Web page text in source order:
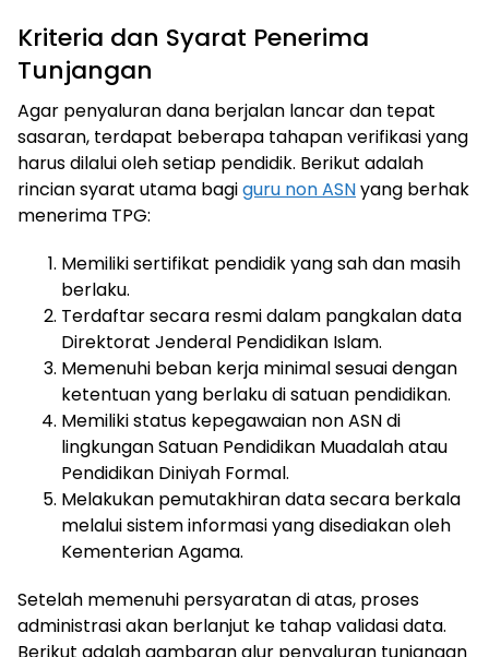
Kriteria dan Syarat Penerima
Tunjangan
Agar penyaluran dana berjalan lancar dan tepat
sasaran, terdapat beberapa tahapan verifikasi yang
harus dilalui oleh setiap pendidik. Berikut adalah
rincian syarat utama bagiguru non ASNyang berhak
menerima TPG:
Memiliki sertifikat pendidik yang sah dan masih
berlaku.
Terdaftar secara resmi dalam pangkalan data
Direktorat Jenderal Pendidikan Islam.
Memenuhi beban kerja minimal sesuai dengan
ketentuan yang berlaku di satuan pendidikan.
Memiliki status kepegawaian non ASN di
lingkungan Satuan Pendidikan Muadalah atau
Pendidikan Diniyah Formal.
Melakukan pemutakhiran data secara berkala
melalui sistem informasi yang disediakan oleh
Kementerian Agama.
Setelah memenuhi persyaratan di atas, proses
administrasi akan berlanjut ke tahap validasi data.